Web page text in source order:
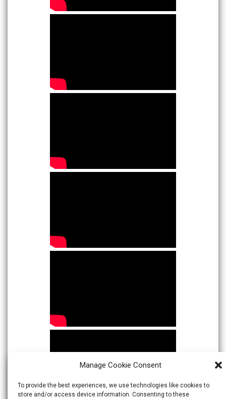
Manage Cookie Consent
To provide the best experiences, we use technologies like cookies to
store and/or access device information. Consenting to these